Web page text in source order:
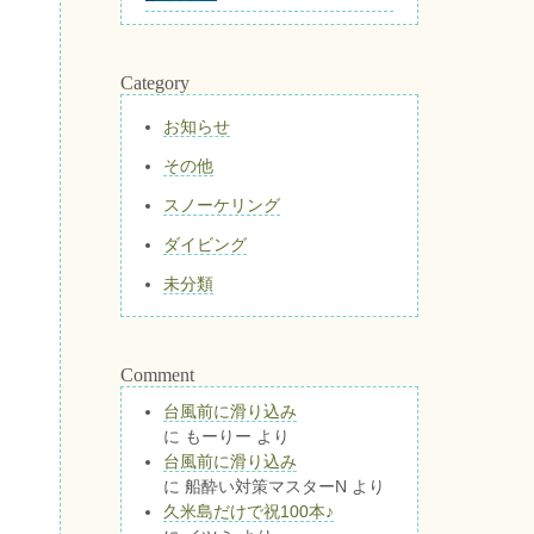
Category
お知らせ
その他
スノーケリング
ダイビング
未分類
Comment
台風前に滑り込み
に もーりー より
台風前に滑り込み
に 船酔い対策マスターN より
久米島だけで祝100本♪